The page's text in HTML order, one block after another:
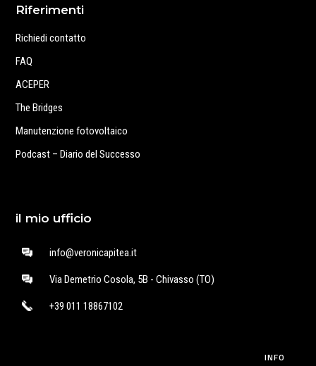
Riferimenti
Richiedi contatto
FAQ
ACEPER
The Bridges
Manutenzione fotovoltaico
Podcast – Diario del Successo
il mio ufficio
info@veronicapitea.it
Via Demetrio Cosola, 5B - Chivasso (TO)
+39 011 18867102
INFO